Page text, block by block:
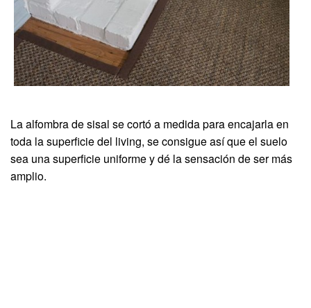
La alfombra de sisal se cortó a medida para encajarla en
toda la superficie del living, se consigue así que el suelo
sea una superficie uniforme y dé la sensación de ser más
amplio.